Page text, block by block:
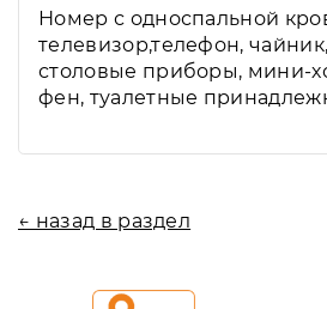
Номер с односпальной
телевизор,телефон,
столовые приборы, мини-
фен, туалетные
← назад в раздел